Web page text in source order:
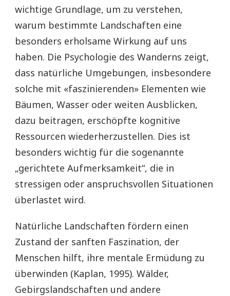
wichtige Grundlage, um zu verstehen,
warum bestimmte Landschaften eine
besonders erholsame Wirkung auf uns
haben. Die Psychologie des Wanderns zeigt,
dass natürliche Umgebungen, insbesondere
solche mit «faszinierenden» Elementen wie
Bäumen, Wasser oder weiten Ausblicken,
dazu beitragen, erschöpfte kognitive
Ressourcen wiederherzustellen. Dies ist
besonders wichtig für die sogenannte
„gerichtete Aufmerksamkeit“, die in
stressigen oder anspruchsvollen Situationen
überlastet wird.
Natürliche Landschaften fördern einen
Zustand der sanften Faszination, der
Menschen hilft, ihre mentale Ermüdung zu
überwinden (Kaplan, 1995). Wälder,
Gebirgslandschaften und andere